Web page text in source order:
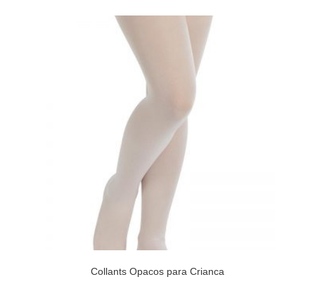
Collants Opacos para Crianca